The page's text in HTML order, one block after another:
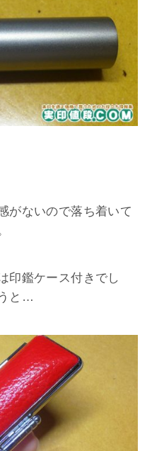
がないので落ち着いて
印鑑ケース付きでし
と…